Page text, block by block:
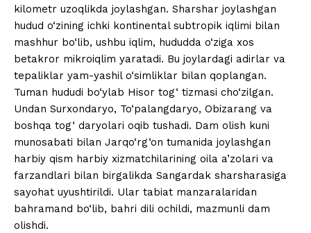
kilometr uzoqlikda joylashgan. Sharshar joylashgan
hudud o‘zining ichki kontinental subtropik iqlimi bilan
mashhur bo‘lib, ushbu iqlim, hududda o‘ziga xos
betakror mikroiqlim yaratadi. Bu joylardagi adirlar va
tepaliklar yam-yashil o‘simliklar bilan qoplangan.
Tuman hududi bo‘ylab Hisor tog‘ tizmasi cho‘zilgan.
Undan Surxondaryo, To‘palangdaryo, Obizarang va
boshqa tog‘ daryolari oqib tushadi. Dam olish kuni
munosabati bilan Jarqo‘rg‘on tumanida joylashgan
harbiy qism harbiy xizmatchilarining oila a’zolari va
farzandlari bilan birgalikda Sangardak sharsharasiga
sayohat uyushtirildi. Ular tabiat manzaralaridan
bahramand bo‘lib, bahri dili ochildi, mazmunli dam
olishdi.